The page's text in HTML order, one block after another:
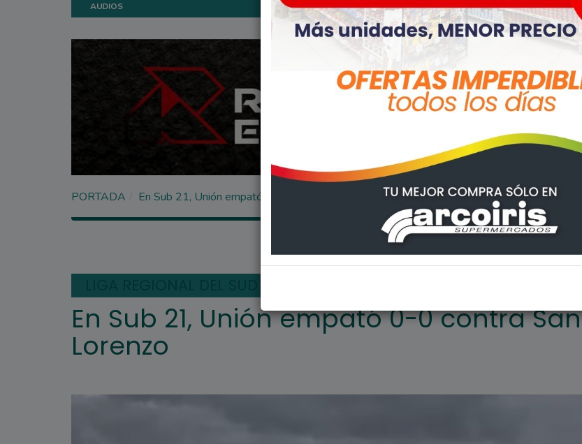
AUDIOS
PORTADA En Sub 21, Unión empató 0-0 contra San Lorenzo
DEPORTES
En Sub 21, Unión empató 0-0 contra San
Lorenzo